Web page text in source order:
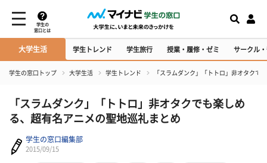
学生の
窓口とは
大学生活 学生トレンド 学生旅行 授業・履修・ゼミ サークル
学生の窓口トップ 大学生活 学生トレンド 「スラムダンク」「トトロ」非オタクで
「スラムダンク」「トトロ」非オタクでも楽しめ
る、超有名アニメの聖地巡礼まとめ
学生の窓口編集部
2015/09/15